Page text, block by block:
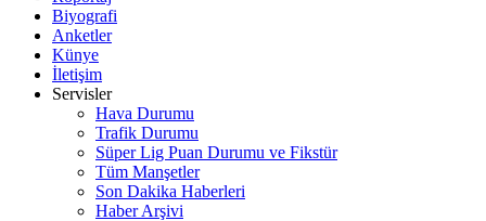
Biyografi
Anketler
Künye
İletişim
Servisler
Hava Durumu
Trafik Durumu
Süper Lig Puan Durumu ve Fikstür
Tüm Manşetler
Son Dakika Haberleri
Haber Arşivi